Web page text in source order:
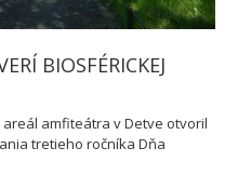
BIOSFÉRICKEJ
areál amfiteátra v Detve otvoril
tretieho ročníka Dňa